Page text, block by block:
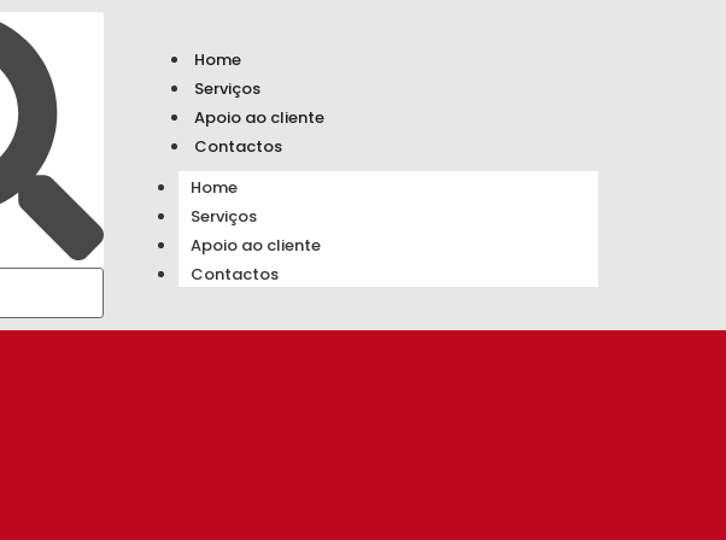
Home
Serviços
Apoio ao cliente
Contactos
Home
Serviços
Apoio ao cliente
Contactos